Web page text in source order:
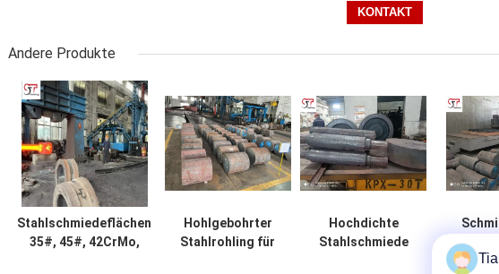
Andere Produkte
Stahlschmiedeflächen
35#, 45#, 42CrMo,
Hohlgebohrter
Stahlrohling für
Hochdichte
Stahlschmiede
aus